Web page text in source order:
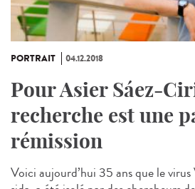
PORTRAIT 04.12.2018
Pour Asier Sáez-
recherche est une
rémission
Voici aujourd’hui 35 ans que le